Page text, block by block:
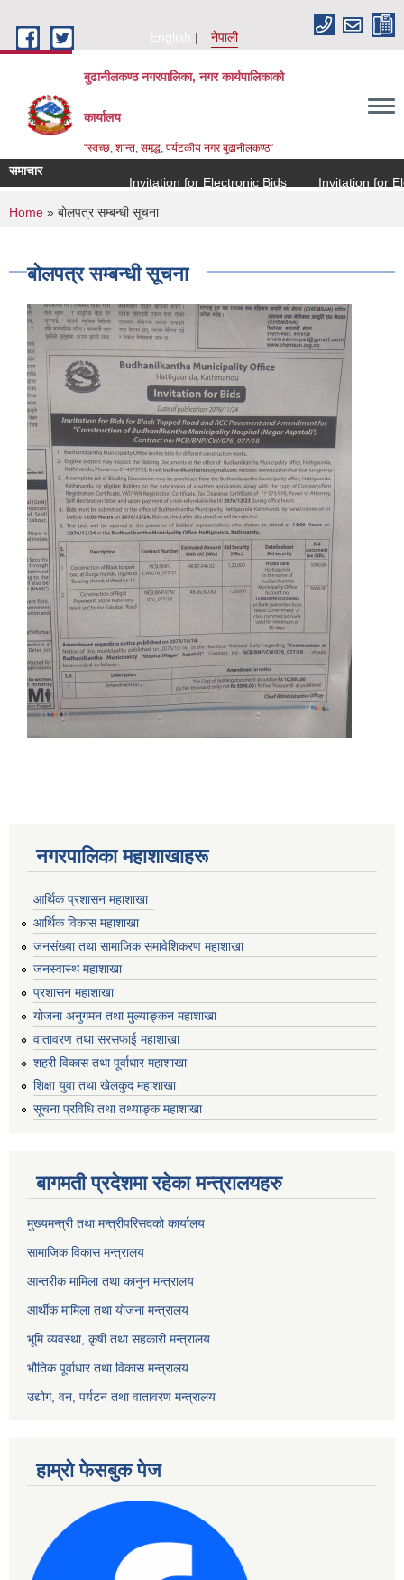
English
नेपाली
बुढानीलकण्ठ नगरपालिका, नगर कार्यपालिकाको
कार्यालय
“स्वच्छ, शान्त, समृद्ध, पर्यटकीय नगर बुढानीलकण्ठ”
समाचार
Invitation for Electronic Bids
Invitation for
You are here
Home » बोलपत्र सम्बन्धी सूचना
बोलपत्र सम्बन्धी सूचना
नगरपालिका महाशाखाहरू
आर्थिक प्रशासन महाशाखा
आर्थिक विकास महाशाखा
जनसंख्या तथा सामाजिक समावेशिकरण महाशाखा
जनस्वास्थ महाशाखा
प्रशासन महाशाखा
योजना अनुगमन तथा मुल्याङ्कन महाशाखा
वातावरण तथा सरसफाई महाशाखा
शहरी विकास तथा पूर्वाधार महाशाखा
शिक्षा युवा तथा खेलकुद महाशाखा
सूचना प्रविधि तथा तथ्याङ्क महाशाखा
बागमती प्रदेशमा रहेका मन्त्रालयहरु
मुख्यमन्त्री तथा मन्त्रीपरिसदको कार्यालय
सामाजिक विकास मन्त्रालय
आन्तरीक मामिला तथा कानुन मन्त्रालय
आर्थीक मामिला तथा योजना मन्त्रालय
भूमि व्यवस्था, कृषी तथा सहकारी मन्त्रालय
भौतिक पूर्वाधार तथा विकास मन्त्रालय
उद्योग, वन, पर्यटन तथा वातावरण मन्त्रालय
हाम्रो फेसबुक पेज